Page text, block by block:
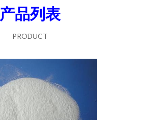
产品列表
PRODUCT